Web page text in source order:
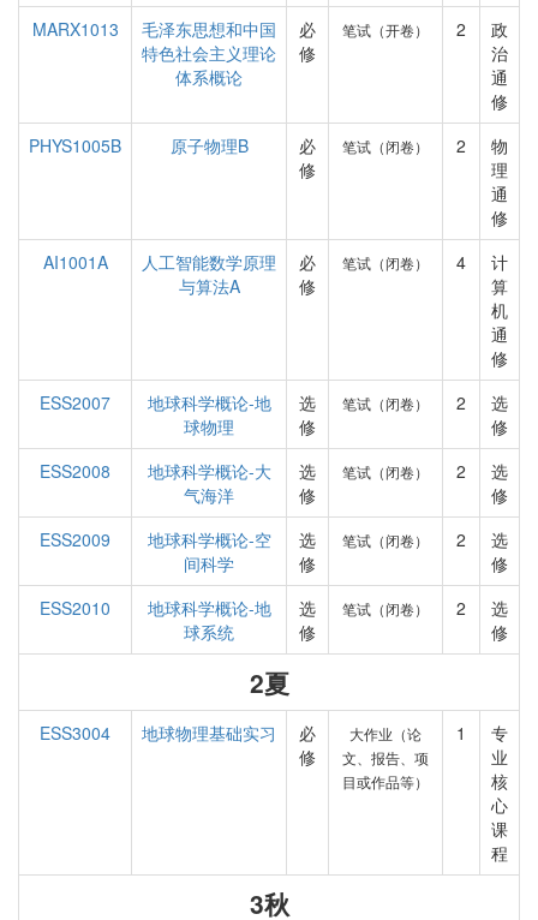
MARX1013
毛泽东思想和中国
特色社会主义理论
体系概论
必
修
笔试（开卷） 2
政
治
通
修
PHYS1005B
原子物理B
必
修
笔试（闭卷） 2
物
理
通
修
AI1001A
人工智能数学原理
与算法A
必
修
笔试（闭卷） 4
计
算
机
通
修
ESS2007
地球科学概论-地
球物理
选
修
笔试（闭卷） 2
选
修
ESS2008
地球科学概论-大
气海洋
选
修
笔试（闭卷） 2
选
修
ESS2009
地球科学概论-空
间科学
选
修
笔试（闭卷） 2
选
修
ESS2010
地球科学概论-地
球系统
选
修
笔试（闭卷） 2
选
修
2夏
ESS3004 地球物理基础实习
必
修
大作业（论
文、报告、项
目或作品等）
1
专
业
核
心
课
程
3秋